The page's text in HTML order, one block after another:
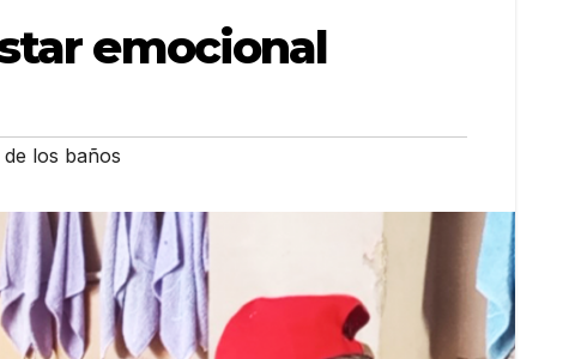
emocional
los baños